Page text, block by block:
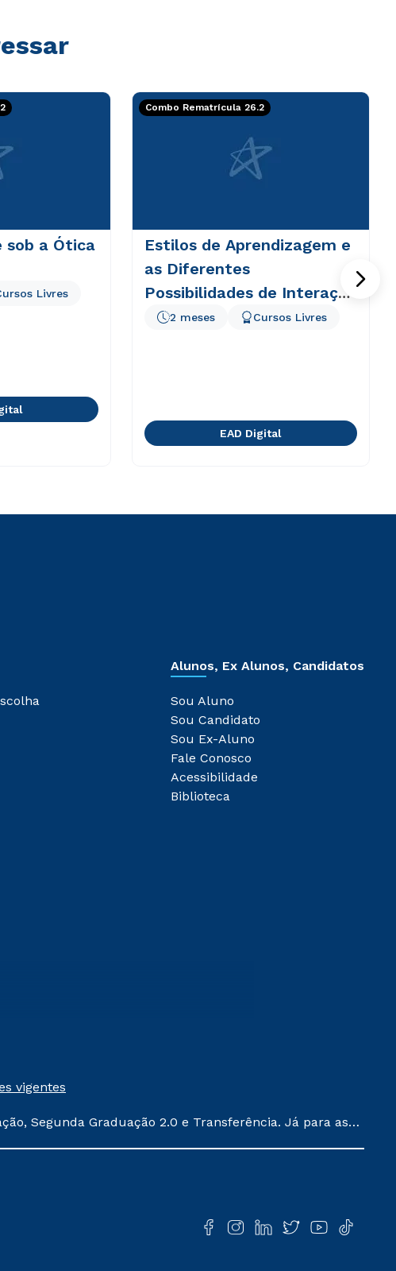
sob a Ótica
Livres
Combo Rematrícula 26.2
Estilos de Aprendizagem e
as Diferentes
Possibilidades de Interação
em EAD
2 meses Cursos Livres
EAD Digital
Alunos, Ex Alunos, Candidatos
Sou Aluno
Sou Candidato
Sou Ex-Aluno
Fale Conosco
Acessibilidade
Biblioteca
vigentes
Segunda Graduação 2.0 e Transferência. Já para as
conforme exposto no contrato de prestação de